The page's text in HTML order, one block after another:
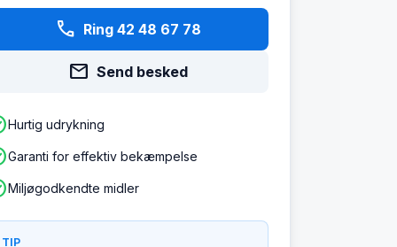
phone Ring 42 48 67 78
mail Send besked
Hurtig udrykning
Garanti for effektiv bekæmpelse
Miljøgodkendte midler
TIP